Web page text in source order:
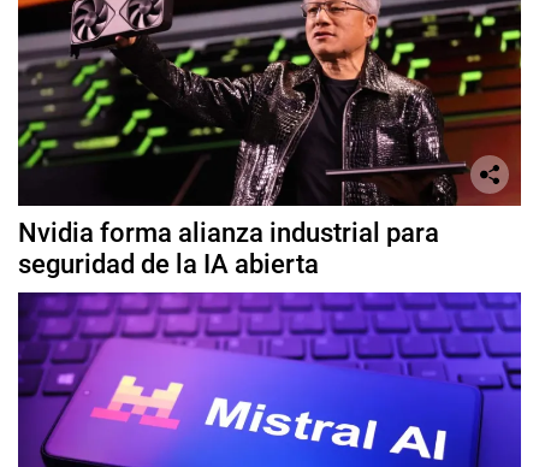
Nvidia forma alianza industrial para
seguridad de la IA abierta